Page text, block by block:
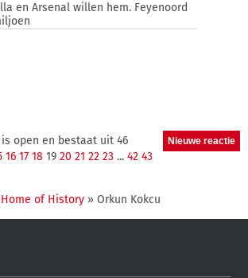
en Arsenal willen hem. Feyenoord
open en bestaat uit 46
16 17 18 19 20 21 22 23 ... 42 43
Home of History » Orkun Kokcu